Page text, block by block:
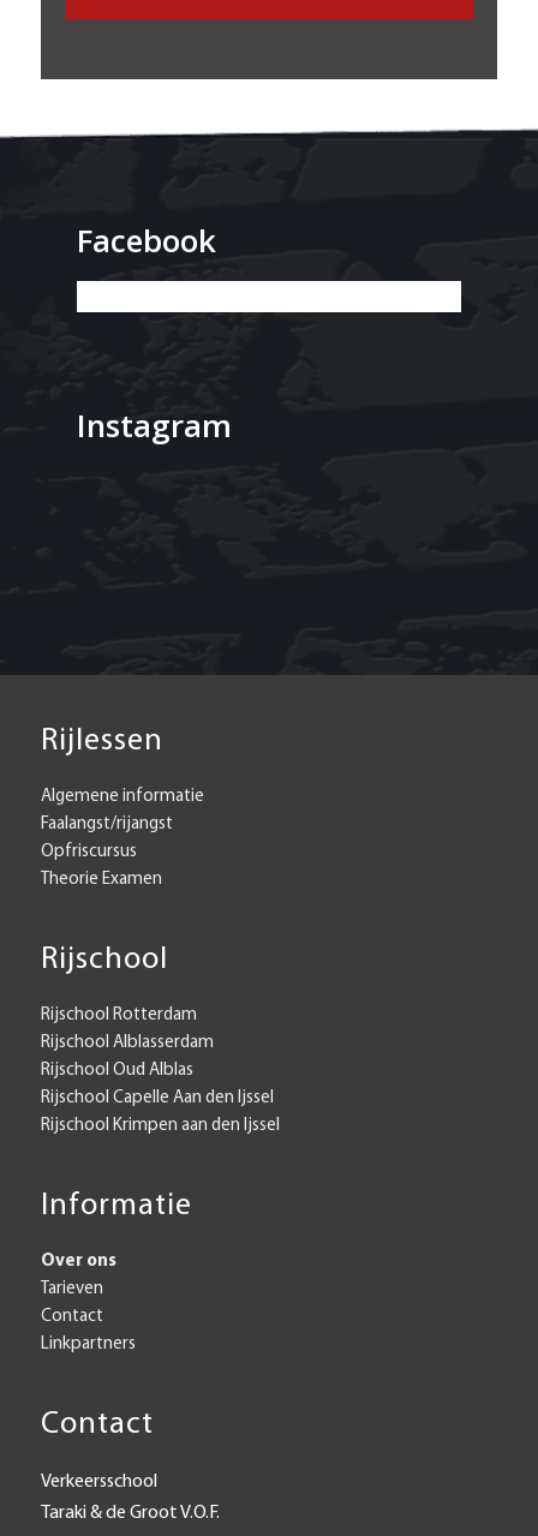
Facebook
Instagram
Rijlessen
Algemene informatie
Faalangst/rijangst
Opfriscursus
Theorie Examen
Rijschool
Rijschool Rotterdam
Rijschool Alblasserdam
Rijschool Oud Alblas
Rijschool Capelle Aan den Ijssel
Rijschool Krimpen aan den Ijssel
Informatie
Over ons
Tarieven
Contact
Linkpartners
Contact
Verkeersschool
Taraki & de Groot V.O.F.